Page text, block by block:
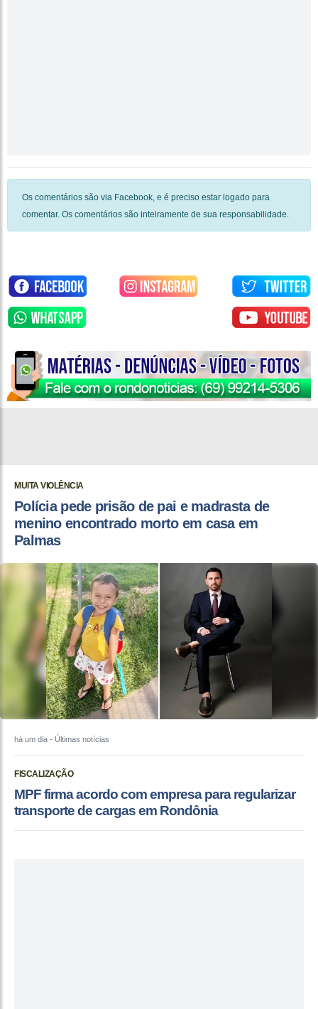
Os comentários são via Facebook, e é preciso estar logado para
comentar. Os comentários são inteiramente de sua responsabilidade.
MUITA VIOLÊNCIA
Polícia pede prisão de pai e madrasta de
menino encontrado morto em casa em
Palmas
há um dia - Últimas notícias
FISCALIZAÇÃO
MPF firma acordo com empresa para regularizar
transporte de cargas em Rondônia